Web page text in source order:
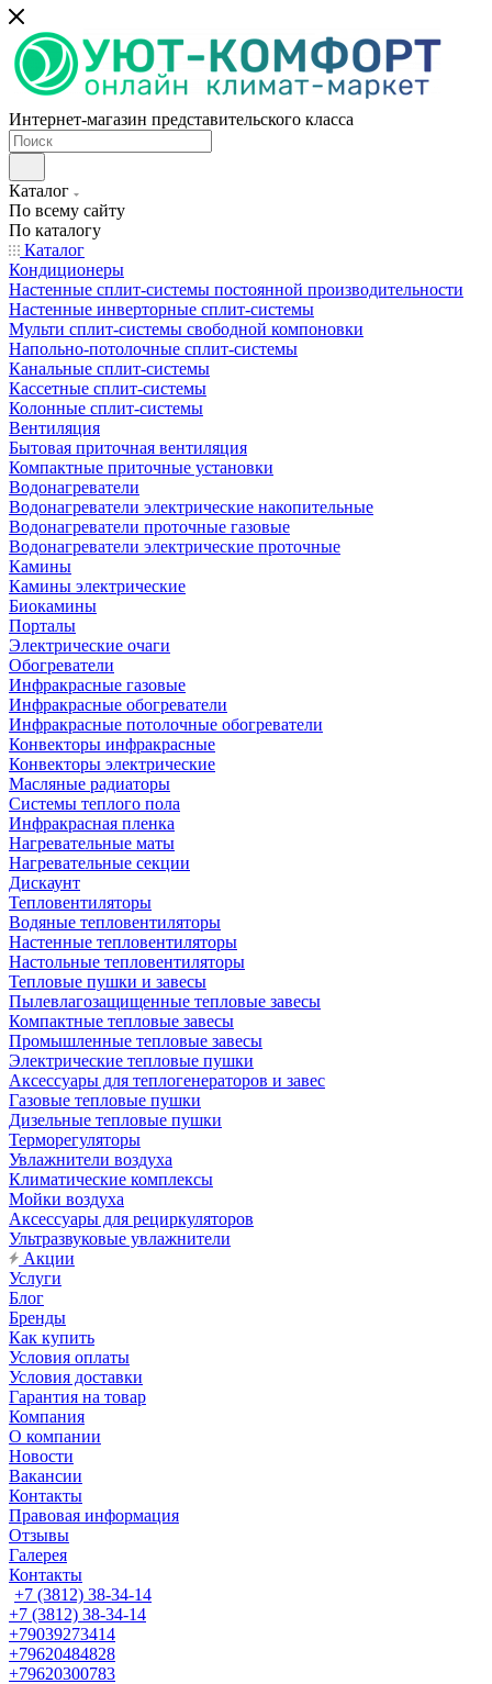
Интернет-магазин представительского класса
Каталог
По всему сайту
По каталогу
Каталог
Кондиционеры
Настенные сплит-системы постоянной производительности
Настенные инверторные сплит-системы
Мульти сплит-системы свободной компоновки
Напольно-потолочные сплит-системы
Канальные сплит-системы
Кассетные сплит-системы
Колонные сплит-системы
Вентиляция
Бытовая приточная вентиляция
Компактные приточные установки
Водонагреватели
Водонагреватели электрические накопительные
Водонагреватели проточные газовые
Водонагреватели электрические проточные
Камины
Камины электрические
Биокамины
Порталы
Электрические очаги
Обогреватели
Инфракрасные газовые
Инфракрасные обогреватели
Инфракрасные потолочные обогреватели
Конвекторы инфракрасные
Конвекторы электрические
Масляные радиаторы
Системы теплого пола
Инфракрасная пленка
Нагревательные маты
Нагревательные секции
Дискаунт
Тепловентиляторы
Водяные тепловентиляторы
Настенные тепловентиляторы
Настольные тепловентиляторы
Тепловые пушки и завесы
Пылевлагозащищенные тепловые завесы
Компактные тепловые завесы
Промышленные тепловые завесы
Электрические тепловые пушки
Аксессуары для теплогенераторов и завес
Газовые тепловые пушки
Дизельные тепловые пушки
Терморегуляторы
Увлажнители воздуха
Климатические комплексы
Мойки воздуха
Аксессуары для рециркуляторов
Ультразвуковые увлажнители
Акции
Услуги
Блог
Бренды
Как купить
Условия оплаты
Условия доставки
Гарантия на товар
Компания
О компании
Новости
Вакансии
Контакты
Правовая информация
Отзывы
Галерея
Контакты
+7 (3812) 38-34-14
+7 (3812) 38-34-14
+79039273414
+79620484828
+79620300783